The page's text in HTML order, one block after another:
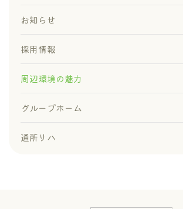
お知らせ
採用情報
周辺環境の魅力
グループホーム
通所リハ